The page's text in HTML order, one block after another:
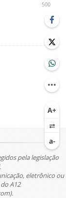
500
pela legislação
eletrônico ou
A12